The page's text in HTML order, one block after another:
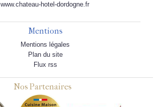
www.chateau-hotel-dordogne.fr
Mentions
Mentions légales
Plan du site
Flux rss
Nos Partenaires